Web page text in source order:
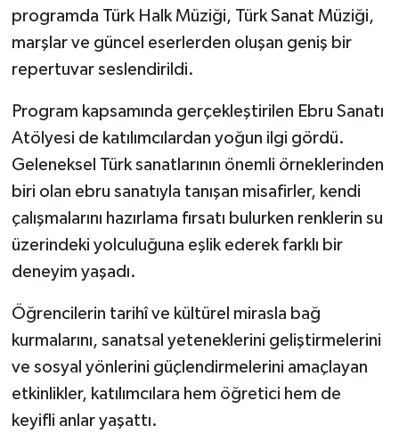
programda Türk Halk Müziği, Türk Sanat Müziği,
marşlar ve güncel eserlerden oluşan geniş bir
repertuvar seslendirildi.
Program kapsamında gerçekleştirilen Ebru Sanatı
Atölyesi de katılımcılardan yoğun ilgi gördü.
Geleneksel Türk sanatlarının önemli örneklerinden
biri olan ebru sanatıyla tanışan misafirler, kendi
çalışmalarını hazırlama fırsatı bulurken renklerin su
üzerindeki yolculuğuna eşlik ederek farklı bir
deneyim yaşadı.
Öğrencilerin tarihî ve kültürel mirasla bağ
kurmalarını, sanatsal yeteneklerini geliştirmelerini
ve sosyal yönlerini güçlendirmelerini amaçlayan
etkinlikler, katılımcılara hem öğretici hem de
keyifli anlar yaşattı.